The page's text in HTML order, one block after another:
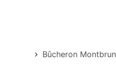
Bûcheron Montbrun